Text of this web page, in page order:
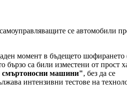
се автомобили
момент в бъдещето шофирането
бързо са били изместени от прост
смъртоносни машини", без да се
интензивни тестове на